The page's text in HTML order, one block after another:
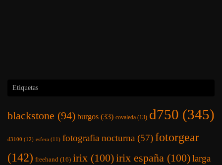
Etiquetas
blackstone (94) burgos (33) covaleda (13) d750 (345)
d3100 (12) esfera (11) fotografia nocturna (57)fotorgear
(142) freehand (16) irix (100)irix españa (100)larga